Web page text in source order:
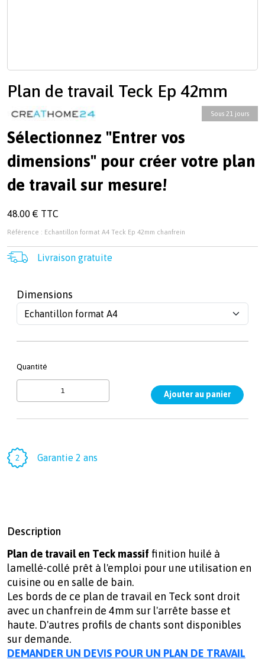
Plan de travail Teck Ep 42mm
Sous 21 jours
Sélectionnez "Entrer vos
dimensions" pour créer votre plan
de travail sur mesure!
48.00 € TTC
Référence : Echantillon format A4 Teck Ep 42mm chanfrein
Livraison gratuite
Dimensions
Quantité
Garantie 2 ans
Description
Plan de travail en Teck massiffinition huilé à
lamellé-collé prêt à l'emploi pour une utilisation en
cuisine ou en salle de bain.
Les bords de ce plan de travail en Teck sont droit
avec un chanfrein de 4mm sur l'arrête basse et
haute. D'autres profils de chants sont disponibles
sur demande.
DEMANDER UN DEVIS POUR UN PLAN DE TRAVAIL